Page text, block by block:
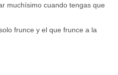
muchísimo cuando tengas que
frunce y el que frunce a la